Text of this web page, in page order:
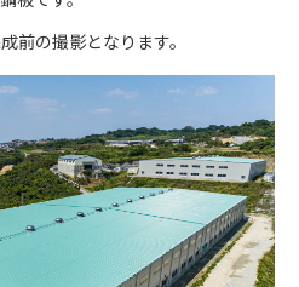
前の撮影となります。